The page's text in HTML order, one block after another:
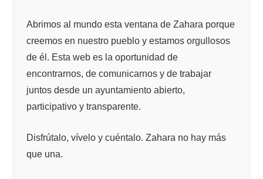
Abrimos al mundo esta ventana de Zahara porque
creemos en nuestro pueblo y estamos orgullosos
de él. Esta web es la oportunidad de
encontrarnos, de comunicarnos y de trabajar
juntos desde un ayuntamiento abierto,
participativo y transparente.
Disfrútalo, vívelo y cuéntalo. Zahara no hay más
que una.